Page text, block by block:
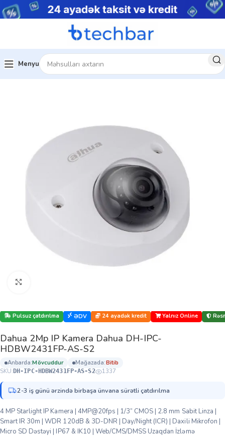
Menyu
Şəbəkə Məhsulları IP kameralar
Pulsuz çatdırılma ƏDV 24 ayadək kredit Yalnız Online
Dahua 2Mp IP Kamera Dahua DH-IPC-
HDBW2431FP-AS-S2
anbarda: mövcuddur mağazada:
bi̇ti̇b
SKU: DH-IPC-HDBW2431FP-AS-S2 1337
2-3 iş günü ərzində birbaşa ünvana sürətli çatdırılma
4 MP Starlight IP Kamera | 4MP@20fps | 1/3” CMOS | 2.8 mm Sabit Linza |
Smart IR 30m | WDR 120dB & 3D-DNR | Day/Night (ICR) | Daxili Mikrofon |
Micro SD Dəstəyi | IP67 & IK10 | Web/CMS/DMSS Uzaqdan İzləmə